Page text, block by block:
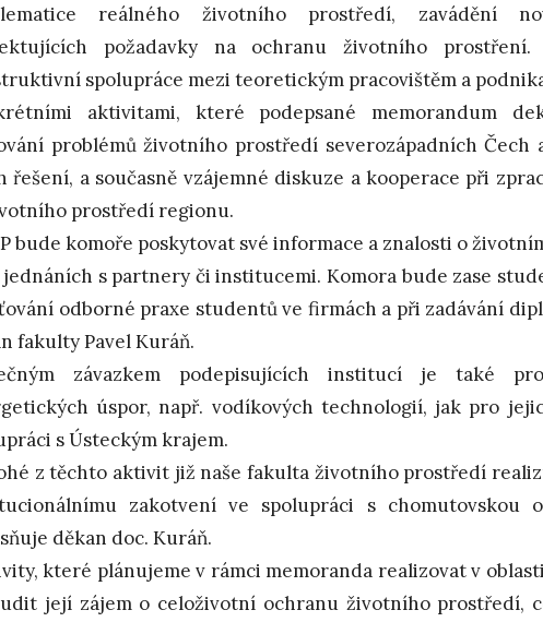
reálného životního prostředí, zavádění
požadavky na ochranu životního
spolupráce mezi teoretickým pracovištěm a
aktivitami, které podepsané memorandum
problémů životního prostředí severozápadních
řešení, a současně vzájemné diskuze a kooperace při
prostředí regionu.
bude komoře poskytovat své informace a znalosti o
s partnery či institucemi. Komora bude zase
odborné praxe studentů ve firmách a při zadávání
fakulty Pavel Kuráň.
závazkem podepisujících institucí je také
úspor, např. vodíkových technologií, jak pro
s Ústeckým krajem.
z těchto aktivit již naše fakulta životního prostředí
zakotvení ve spolupráci s chomutovskou
děkan doc. Kuráň.
které plánujeme v rámci memoranda realizovat v
její zájem o celoživotní ochranu životního prostředí,